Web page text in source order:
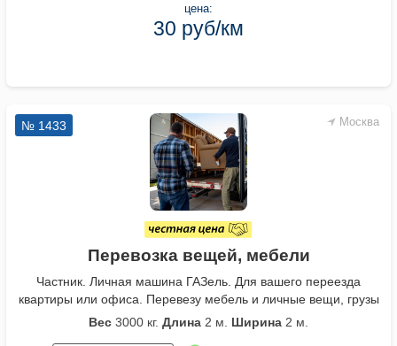
цена:
30 руб/км
Москва
№ 1433
Перевозка вещей, мебели
Частник. Личная машина ГАЗель. Для вашего переезда
квартиры или офиса. Перевезу мебель и личные вещи, грузы
Вес 3000 кг. Длина 2 м. Ширина 2 м.